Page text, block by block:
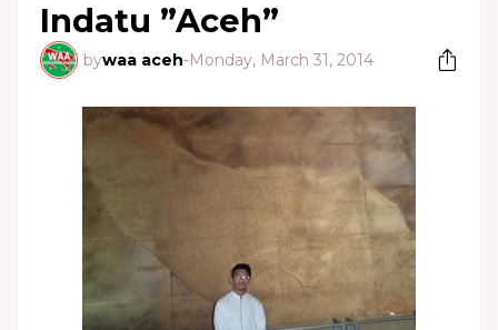
Indatu ”Aceh”
bywaa aceh-Monday, March 31, 2014